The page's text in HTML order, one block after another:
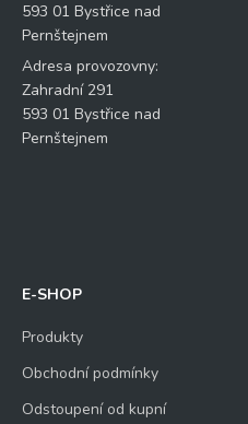
593 01 Bystřice nad
Pernštejnem
Adresa provozovny:
Zahradní 291
593 01 Bystřice nad
Pernštejnem
E-SHOP
Produkty
Obchodní podmínky
Odstoupení od kupní